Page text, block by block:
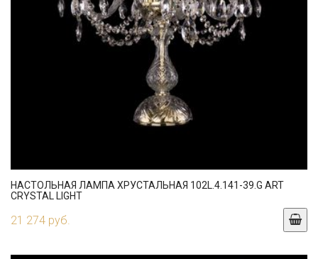
НАСТОЛЬНАЯ ЛАМПА ХРУСТАЛЬНАЯ 102L.4.141-39.G ART
CRYSTAL LIGHT
21 274 руб.